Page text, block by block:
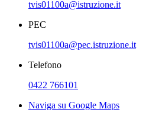
tvis01100a@istruzione.it
PEC
tvis01100a@pec.istruzione.it
Telefono
0422 766101
Naviga su Google Maps